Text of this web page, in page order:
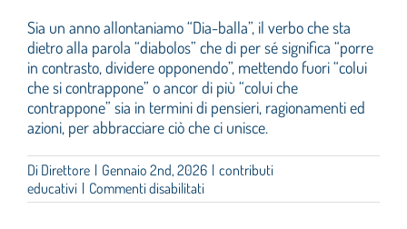
Sia un anno allontaniamo “Dia-balla”, il verbo che sta
dietro alla parola “diabolos” che di per sé significa “porre
in contrasto, dividere opponendo”, mettendo fuori “colui
che si contrappone” o ancor di più “colui che
contrappone” sia in termini di pensieri, ragionamenti ed
azioni, per abbracciare ciò che ci unisce.
Di Direttore | Gennaio 2nd, 2026 | contributi
educativi | Commenti disabilitatisu
Dia-